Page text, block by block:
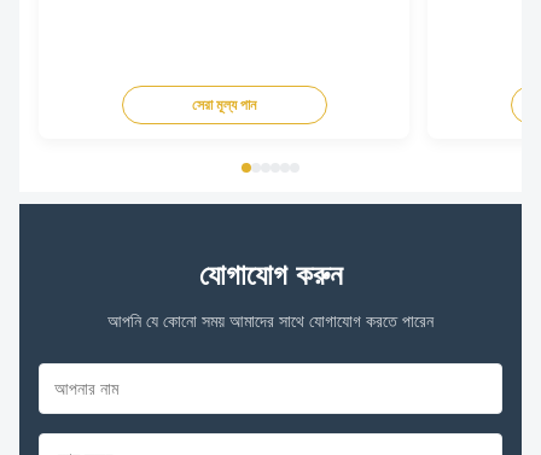
সেরা মূল্য পান
যোগাযোগ করুন
আপনি যে কোনো সময় আমাদের সাথে যোগাযোগ করতে পারেন